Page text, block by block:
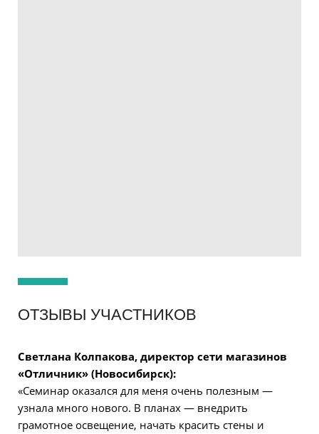
ОТЗЫВЫ УЧАСТНИКОВ
Светлана Колпакова, директор сети магазинов
«Отличник» (Новосибирск):
«Семинар оказался для меня очень полезным —
узнала много нового. В планах — внедрить
грамотное освещение, начать красить стены и